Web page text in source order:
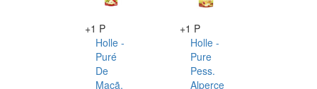
+1 P
Holle -
Puré
De
Maçã,
+1 P
Holle -
Pure
Pess.
Alperce